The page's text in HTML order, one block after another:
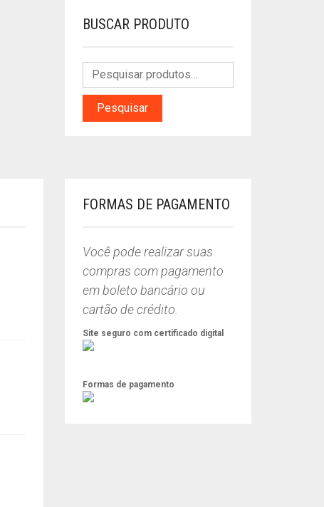
BUSCAR PRODUTO
Pesquisar
FORMAS DE PAGAMENTO
Você pode realizar suas
compras com pagamento
em boleto bancário ou
cartão de crédito.
Site seguro com certificado digital
Formas de pagamento